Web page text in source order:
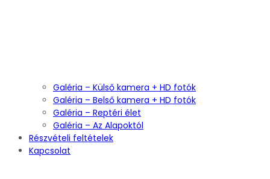
Galéria – Külső kamera + HD fotók
Galéria – Belső kamera + HD fotók
Galéria – Reptéri élet
Galéria – Az Alapoktól
Részvételi feltételek
Kapcsolat